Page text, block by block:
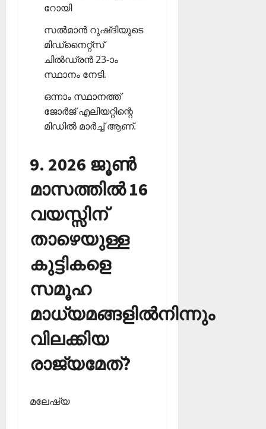
റോയി
സല്‍മാന്‍ റുഷ്ദിയുടെ
മിഡ്‌നൈറ്റ്‌സ്
ചില്‍ഡ്രന്‍ 23-ാം
സ്ഥാനം നേടി.
ഒന്നാം സ്ഥാനത്ത്
ജോര്‍ജ് എലിയറ്റിന്റെ
മിഡില്‍ മാര്‍ച്ച് ആണ്.
9. 2026 ജൂണ്‍
മാസത്തില്‍ 16
വയസ്സിന്
താഴെയുള്ള
കുട്ടികളെ
സമൂഹ
മാധ്യമങ്ങളില്‍നിന്നും
വിലക്കിയ
രാജ്യമേത്?
മലേഷ്യ